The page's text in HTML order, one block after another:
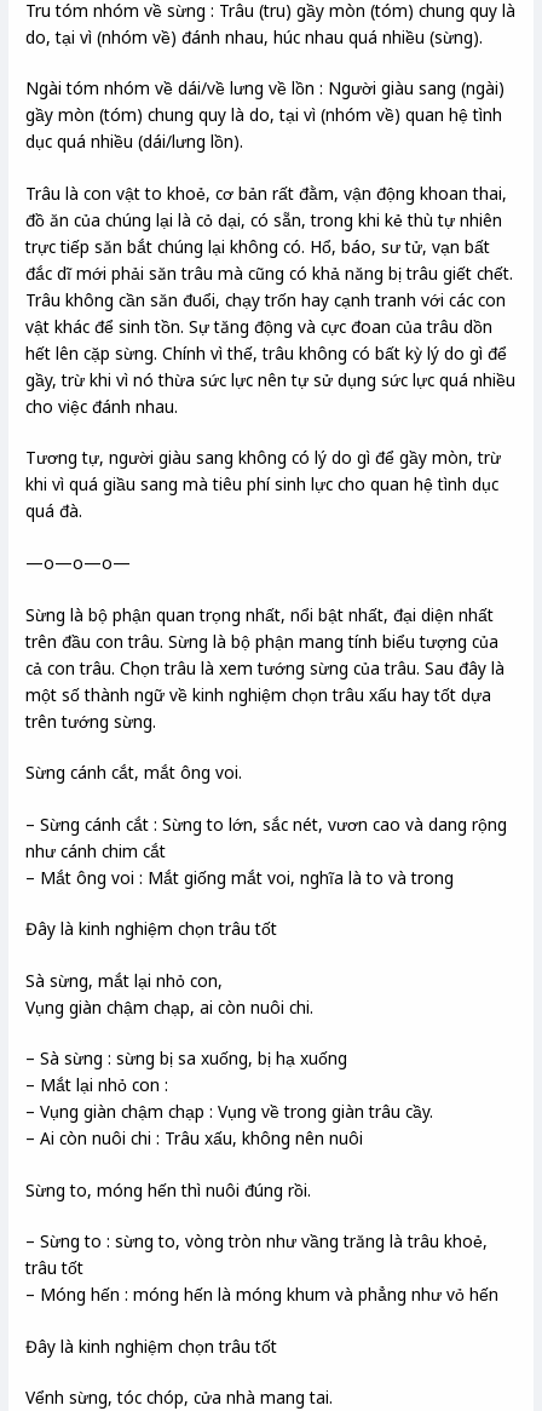
Tru tóm nhóm về sừng : Trâu (tru) gầy mòn (tóm) chung quy là
do, tại vì (nhóm về) đánh nhau, húc nhau quá nhiều (sừng).
Ngài tóm nhóm về dái/về lưng về lồn : Người giàu sang (ngài)
gầy mòn (tóm) chung quy là do, tại vì (nhóm về) quan hệ tình
dục quá nhiều (dái/lưng lồn).
Trâu là con vật to khoẻ, cơ bản rất đằm, vận động khoan thai,
đồ ăn của chúng lại là cỏ dại, có sẵn, trong khi kẻ thù tự nhiên
trực tiếp săn bắt chúng lại không có. Hổ, báo, sư tử, vạn bất
đắc dĩ mới phải săn trâu mà cũng có khả năng bị trâu giết chết.
Trâu không cần săn đuổi, chạy trốn hay cạnh tranh với các con
vật khác để sinh tồn. Sự tăng động và cực đoan của trâu dồn
hết lên cặp sừng. Chính vì thế, trâu không có bất kỳ lý do gì để
gầy, trừ khi vì nó thừa sức lực nên tự sử dụng sức lực quá nhiều
cho việc đánh nhau.
Tương tự, người giàu sang không có lý do gì để gầy mòn, trừ
khi vì quá giầu sang mà tiêu phí sinh lực cho quan hệ tình dục
quá đà.
—o—o—o—
Sừng là bộ phận quan trọng nhất, nổi bật nhất, đại diện nhất
trên đầu con trâu. Sừng là bộ phận mang tính biểu tượng của
cả con trâu. Chọn trâu là xem tướng sừng của trâu. Sau đây là
một số thành ngữ về kinh nghiệm chọn trâu xấu hay tốt dựa
trên tướng sừng.
Sừng cánh cắt, mắt ông voi.
– Sừng cánh cắt : Sừng to lớn, sắc nét, vươn cao và dang rộng
như cánh chim cắt
– Mắt ông voi : Mắt giống mắt voi, nghĩa là to và trong
Đây là kinh nghiệm chọn trâu tốt
Sà sừng, mắt lại nhỏ con,
Vụng giàn chậm chạp, ai còn nuôi chi.
– Sà sừng : sừng bị sa xuống, bị hạ xuống
– Mắt lại nhỏ con :
– Vụng giàn chậm chạp : Vụng về trong giàn trâu cầy.
– Ai còn nuôi chi : Trâu xấu, không nên nuôi
Sừng to, móng hến thì nuôi đúng rồi.
– Sừng to : sừng to, vòng tròn như vầng trăng là trâu khoẻ,
trâu tốt
– Móng hến : móng hến là móng khum và phẳng như vỏ hến
Đây là kinh nghiệm chọn trâu tốt
Vểnh sừng, tóc chóp, cửa nhà mang tai.